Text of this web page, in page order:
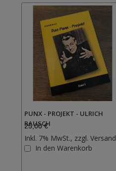
PUNX - PROJEKT - ULRICH
RAUSCH
25,00 €
Inkl. 7% MwSt., zzgl. Versand
In den Warenkorb